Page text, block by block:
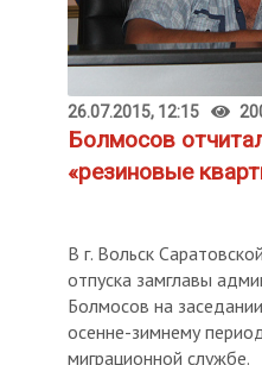
26.07.2015, 12:15
Болмосов
«резиновые
В г. Вольск
отпуска замглавы
Болмосов на
осенне-зимнему
миграционной службе.